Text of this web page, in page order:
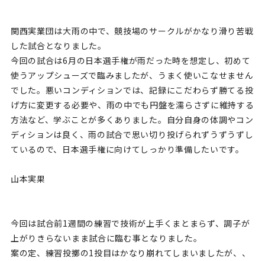
関西実業団は大雨の中で、競技場のサークルがかなり滑り苦戦
した試合となりました。
今回の試合は6月の日本選手権が雨だった時を想定し、初めて
使うアップシューズで臨みましたが、うまく使いこなせません
でした。悪いコンディションでは、記録にこだわらず勝てる投
げ方に変更する必要や、雨の中でも円盤を濡らさずに維持する
方法など、学ぶことが多くありました。自分自身の体調やコン
ディションは良く、雨の試合で思い切り投げられずうずうずし
ているので、日本選手権に向けてしっかり準備したいです。
山本実果
今回は試合前1週間の練習で技術が上手くまとまらず、調子が
上がりきらないまま試合に臨む事となりました。
案の定、練習投擲の1投目はかなり崩れてしまいましたが、、